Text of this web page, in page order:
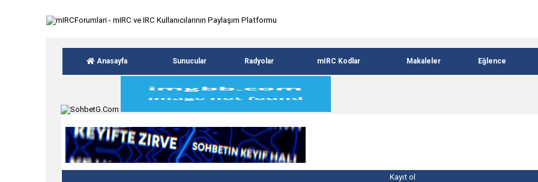
Anasayfa Sunucular Radyolar mIRC Kodlar Makaleler Eğlence
Kayıt ol